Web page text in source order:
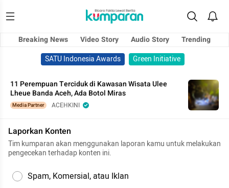
Breaking News Video Story Audio Story
Trending
SATU Indonesia Awards
Green Initiative
11 Perempuan Terciduk di Kawasan Wisata Ulee
Lheue Banda Aceh, Ada Botol Miras
Media Partner ACEHKINI
Laporkan Konten
Tim kumparan akan menggunakan laporan kamu untuk melakukan
pengecekan terhadap konten ini.
Spam, Komersial, atau Iklan